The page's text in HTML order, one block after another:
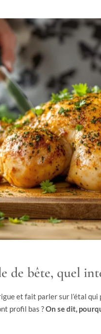
de bête, quel
et fait parler sur l’étal
profil bas ?On se dit,